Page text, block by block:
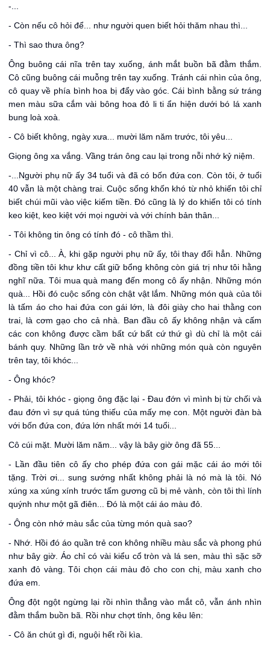
-...
- Còn nếu cô hỏi để... như người quen biết hỏi thăm nhau thì...
- Thì sao thưa ông?
Ông buông cái nĩa trên tay xuống, ánh mắt buồn bã đằm thắm.
Cô cũng buông cái muỗng trên tay xuống. Tránh cái nhìn của ông,
cô quay về phía bình hoa bị đẩy vào góc. Cái bình bằng sứ tráng
men màu sữa cắm vài bông hoa đỏ li ti ẩn hiện dưới bó lá xanh
bung loà xoà.
- Cô biết không, ngày xưa... mười lăm năm trước, tôi yêu...
Giọng ông xa vắng. Vầng trán ông cau lại trong nỗi nhớ kỷ niệm.
-...Người phụ nữ ấy 34 tuổi và đã có bốn đứa con. Còn tôi, ở tuổi
40 vẫn là một chàng trai. Cuộc sống khốn khó từ nhỏ khiến tôi chỉ
biết chúi mũi vào việc kiếm tiền. Đó cũng là lý do khiến tôi có tính
keo kiệt, keo kiệt với mọi người và với chính bản thân...
- Tôi không tin ông có tính đó - cô thầm thì.
- Chỉ vì cô... À, khi gặp người phụ nữ ấy, tôi thay đổi hẳn. Những
đồng tiền tôi khư khư cất giữ bổng không còn giá trị như tôi hằng
nghĩ nữa. Tôi mua quà mang đến mong cô ấy nhận. Những món
quà... Hồi đó cuộc sống còn chật vật lắm. Những món quà của tôi
là tấm áo cho hai đứa con gái lớn, là đôi giày cho hai thằng con
trai, là cơm gạo cho cả nhà. Ban đầu cô ấy không nhận và cấm
các con không được cầm bất cứ bất cứ thứ gì dù chỉ là một cái
bánh quy. Những lần trở về nhà với những món quà còn nguyên
trên tay, tôi khóc...
- Ông khóc?
- Phải, tôi khóc - giọng ông đặc lại - Đau đớn vì mình bị từ chối và
đau đớn vì sự quá túng thiếu của mấy mẹ con. Một người đàn bà
với bốn đứa con, đứa lớn nhất mới 14 tuổi...
Cô cúi mặt. Mười lăm năm... vậy là bây giờ ông đã 55...
- Lần đầu tiên cô ấy cho phép đứa con gái mặc cái áo mới tôi
tặng. Trời ơi... sung sướng nhất không phải là nó mà là tôi. Nó
xúng xa xúng xính trước tấm gương cũ bị mẻ vành, còn tôi thì lính
quýnh như một gã điên... Đó là một cái áo màu đỏ.
- Ông còn nhớ màu sắc của từng món quà sao?
- Nhớ. Hồi đó áo quần trẻ con không nhiều màu sắc và phong phú
như bây giờ. Áo chỉ có vài kiểu cổ tròn và lá sen, màu thì sặc sỡ
xanh đỏ vàng. Tôi chọn cái màu đỏ cho con chị, màu xanh cho
đứa em.
Ông đột ngột ngừng lại rồi nhìn thẳng vào mắt cô, vẫn ánh nhìn
đằm thắm buồn bã. Rồi như chợt tỉnh, ông kêu lên:
- Cô ăn chút gì đi, nguội hết rồi kìa.